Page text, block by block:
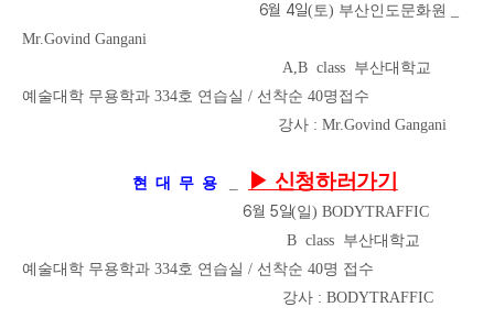
6월 4일(토) 부산인도문화원 _
Mr.Govind Gangani
A,B class 부산대학교
예술대학 무용학과 334호 연습실 / 선착순 40명접수
강사 : Mr.Govind Gangani
현 대 무 용_ ▶ 신청하러가기
6월 5일(일) BODYTRAFFIC
B class 부산대학교
예술대학 무용학과 334호 연습실 / 선착순 40명 접수
강사 : BODYTRAFFIC